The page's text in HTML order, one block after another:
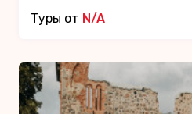
Туры от N/A